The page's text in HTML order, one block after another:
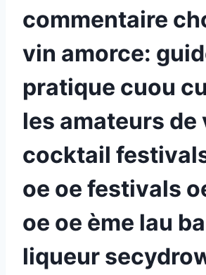
commentaire
vin amorce:
pratique cuou
les amateurs de
cocktail
oe oe festivals
oe oe ème lau
liqueur